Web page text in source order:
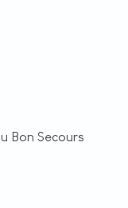
Bon Secours